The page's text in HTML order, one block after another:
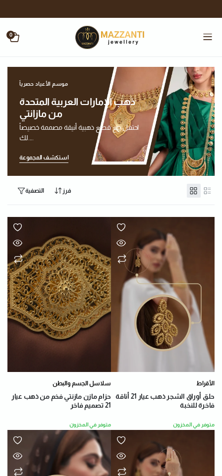
0
موسم الأعياد حصرياً
ذهب الإمارات العربية المتحدة
من مازانتي
احتفل مع قطع ذهبية أنيقة مصممة خصيصاً
استكشف المجموعة
التصفية فرز
سلاسل الجسم والبطن
حزام مازن مازنتي فخم من ذهب عيار
21 تصميم فاخر
متوفر في المخزون
الأقراط
حلق أوراق الشجر ذهب عيار 21 أناقة
فاخرة للنخبة
متوفر في المخزون